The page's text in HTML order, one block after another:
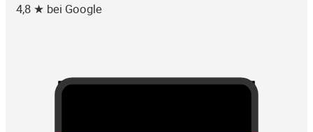
4,8 ★ bei Google